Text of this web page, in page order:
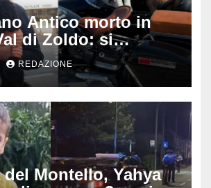
Antico morto in
di Zoldo: si
con il sidecar, salvi i
REDAZIONE
del Montello, Yahya